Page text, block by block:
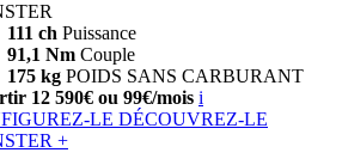
111 ch Puissance
91,1 Nm Couple
175 kg POIDS SANS CARBURANT
12 590€ ou 99€/mois i
LE DÉCOUVREZ-LE
+